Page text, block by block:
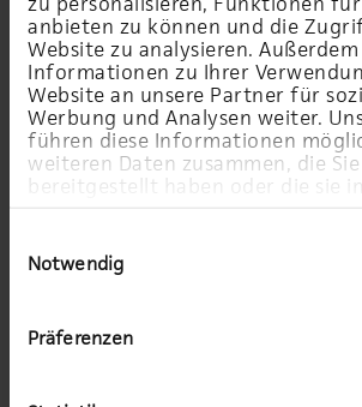
anbieten zu können und die
Website zu analysieren.
Informationen zu Ihrer
Website an unsere Partner für
Werbung und Analysen weiter.
führen diese Informationen
weiteren Daten zusammen, die
bereitgestellt haben oder die sie
Notwendig
Präferenzen
Wir beraten Sie gerne.